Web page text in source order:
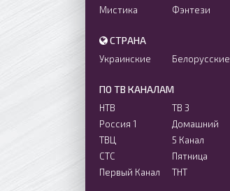
Мистика
Фэнтези
СТРАНА
Украинские Белорусские
ПО ТВ КАНАЛАМ
НТВ
Россия 1
ТВЦ
СТС
Первый Канал
ТВ 3
Домашний
5 Канал
Пятница
ТНТ